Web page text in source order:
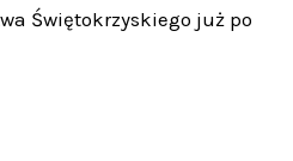
Świętokrzyskiego już po